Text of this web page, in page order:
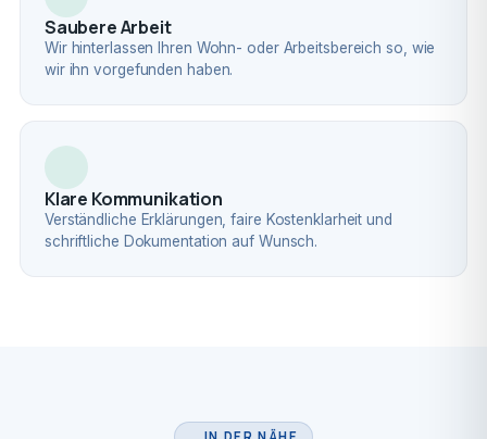
Saubere Arbeit
Wir hinterlassen Ihren Wohn- oder Arbeitsbereich so, wie
wir ihn vorgefunden haben.
Klare Kommunikation
Verständliche Erklärungen, faire Kostenklarheit und
schriftliche Dokumentation auf Wunsch.